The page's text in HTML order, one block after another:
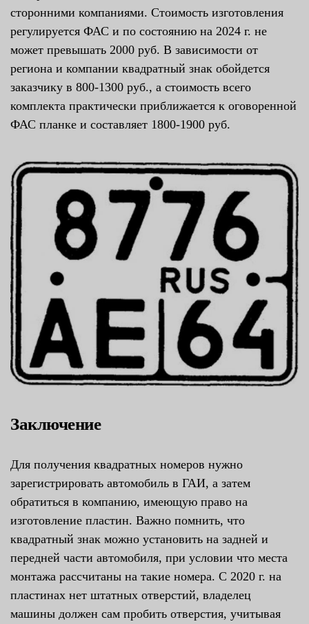
сторонними компаниями. Стоимость изготовления
регулируется ФАС и по состоянию на 2024 г. не
может превышать 2000 руб. В зависимости от
региона и компании квадратный знак обойдется
заказчику в 800-1300 руб., а стоимость всего
комплекта практически приближается к оговоренной
ФАС планке и составляет 1800-1900 руб.
Заключение
Для получения квадратных номеров нужно
зарегистрировать автомобиль в ГАИ, а затем
обратиться в компанию, имеющую право на
изготовление пластин. Важно помнить, что
квадратный знак можно установить на задней и
передней части автомобиля, при условии что места
монтажа рассчитаны на такие номера. С 2020 г. на
пластинах нет штатных отверстий, владелец
машины должен сам пробить отверстия, учитывая